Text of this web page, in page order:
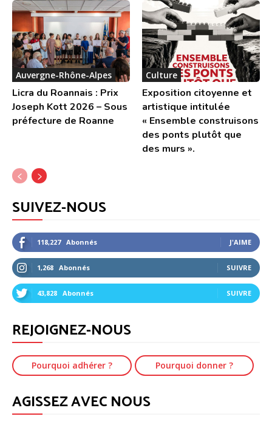
Auvergne-Rhône-Alpes
Licra du Roannais : Prix
Joseph Kott 2026 – Sous
préfecture de Roanne
Culture
Exposition citoyenne et
artistique intitulée
« Ensemble construisons
des ponts plutôt que
des murs ».
SUIVEZ-NOUS
118,227 Abonnés J'AIME
1,268 Abonnés SUIVRE
43,828 Abonnés SUIVRE
REJOIGNEZ-NOUS
Pourquoi adhérer ? Pourquoi donner ?
AGISSEZ AVEC NOUS